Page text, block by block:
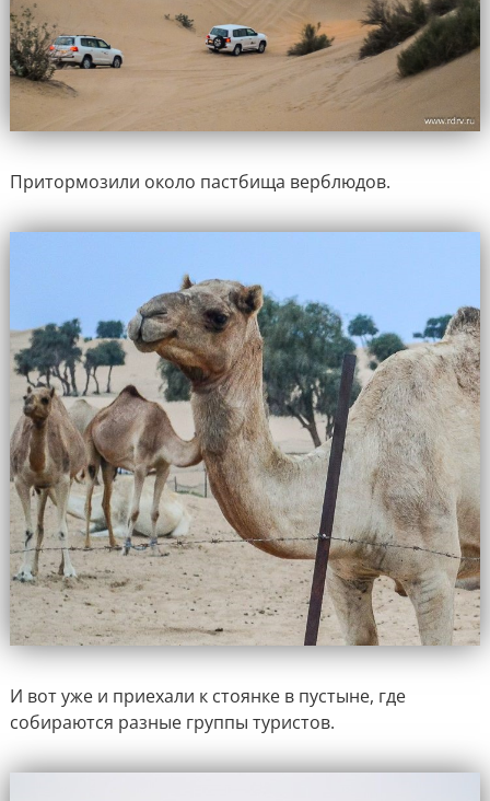
Притормозили около пастбища верблюдов.
И вот уже и приехали к стоянке в пустыне, где
собираются разные группы туристов.